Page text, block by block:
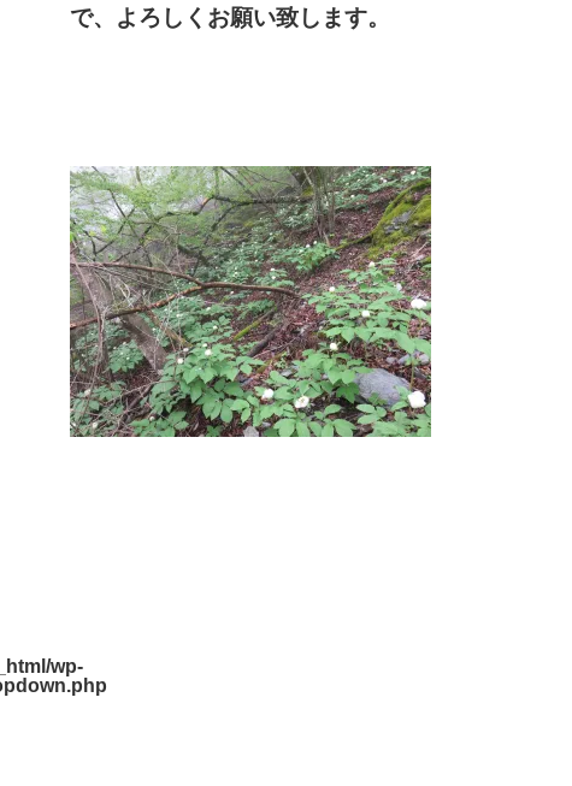
wp-
で、よろしくお願い致します。